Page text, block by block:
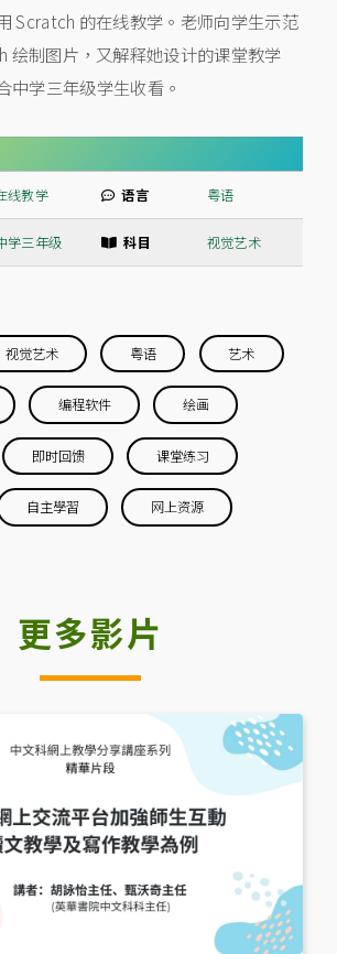
Scratch 的在线教学。老师向学生示范
绘制图片，又解释她设计的课堂教学
中学三年级学生收看。
线教学 语言 粤语
学三年级 科目 视觉艺术
视觉艺术 粤语 艺术
编程软件 绘画
即时回馈 课堂练习
自主學習 网上资源
更多影片